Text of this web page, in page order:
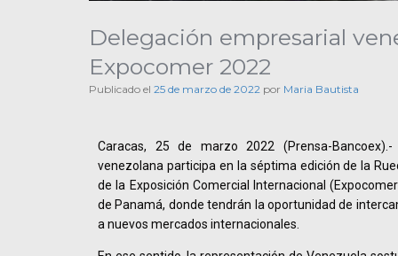
Delegación empresarial
Expocomer 2022
Publicado el 25 de marzo de 2022 por Maria Bautista
Caracas, 25 de marzo 2022 (Prensa-
venezolana participa en la séptima edición de la
de la Exposición Comercial Internacional
de Panamá, donde tendrán la oportunidad de
a nuevos mercados internacionales.